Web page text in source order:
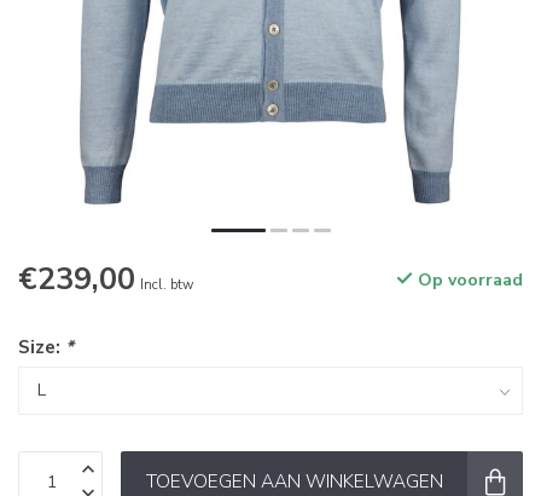
€239,00 Incl. btw Op voorraad
Size: *
TOEVOEGEN AAN WINKELWAGEN